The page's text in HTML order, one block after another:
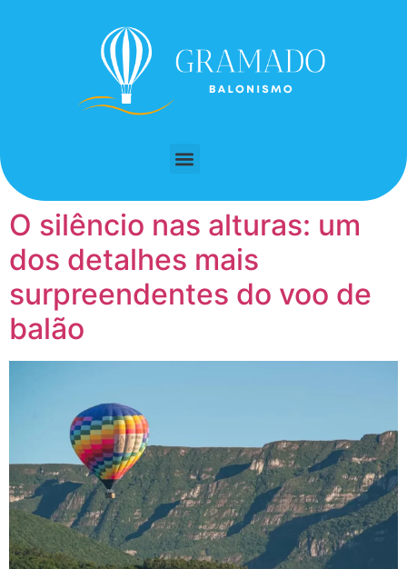
O silêncio nas alturas: um
dos detalhes mais
surpreendentes do voo de
balão